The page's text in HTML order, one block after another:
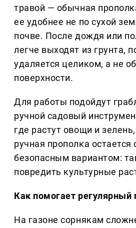
травой — обычная
ее удобнее не по сухой
почве. После дождя или
легче выходят из грунта,
удаляется целиком, а не
поверхности.
Для работы подойдут
ручной садовый
где растут овощи и
ручная прополка
безопасным вариантом:
повредить культурные
Как помогает регулярный
На газоне сорнякам